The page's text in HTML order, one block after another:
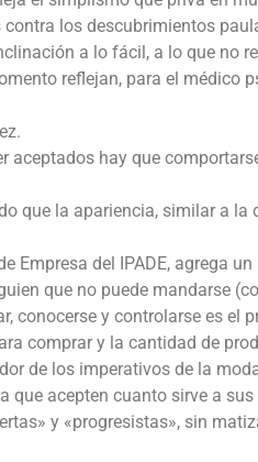
los descubrimientos
a lo fácil, a lo que no
reflejan, para el médico
aceptados hay que
que la apariencia, similar a
Empresa del IPADE, agrega
que no puede mandarse
conocerse y controlarse es el
comprar y la cantidad de
de los imperativos de la
que acepten cuanto sirve a sus
y «progresistas», sin